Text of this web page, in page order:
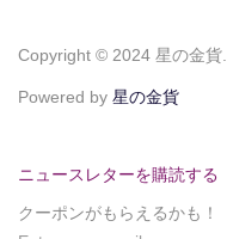
Copyright © 2024 星の金貨.
Powered by 星の金貨
ニュースレターを購読する
クーポンがもらえるかも！